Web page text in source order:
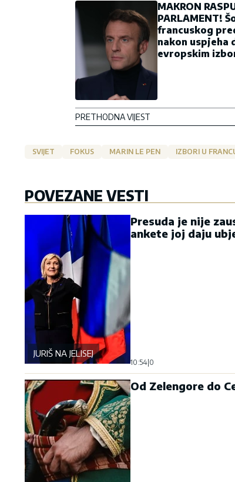
MAKRON
PARLAMENT!
francuskog
nakon uspjeha
evropskim
PRETHODNA VIJEST
SVIJET FOKUS MARIN LE PEN IZBORI U
POVEZANE VESTI
JURIŠ NA JELISEJ
Presuda je nije
ankete joj daju
10:54 0
Od Zelengore do